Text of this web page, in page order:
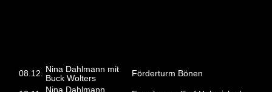
08.12.
Nina Dahlmann mit
Buck Wolters
Förderturm Bönen
Nina Dahlmann